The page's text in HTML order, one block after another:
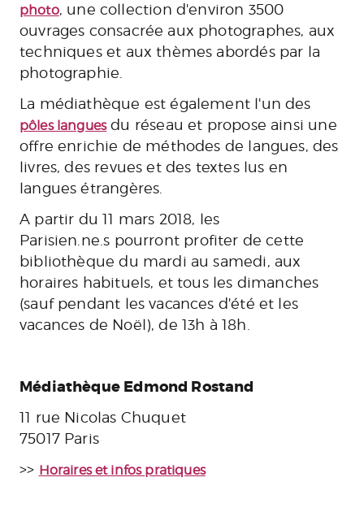
photo, une collection d'environ 3500
ouvrages consacrée aux photographes, aux
techniques et aux thèmes abordés par la
photographie.
La médiathèque est également l'un des
pôles languesdu réseau et propose ainsi une
offre enrichie de méthodes de langues, des
livres, des revues et des textes lus en
langues étrangères.
A partir du 11 mars 2018, les
Parisien.ne.s pourront profiter de cette
bibliothèque du mardi au samedi, aux
horaires habituels, et tous les dimanches
(sauf pendant les vacances d'été et les
vacances de Noël), de 13h à 18h.
Médiathèque Edmond Rostand
11 rue Nicolas Chuquet
75017 Paris
>> Horaires et infos pratiques